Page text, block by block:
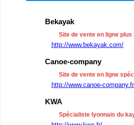
Bekayak
Site de vente en ligne
http://www.bekayak.com/
Canoe-company
Site de vente en ligne
http://www.canoe-
KWA
Spécialiste lyonnais du